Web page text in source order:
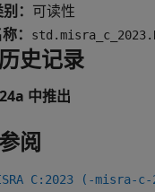
： 可读性
：
史记录
中推出
阅
C:2023 (-misra-c-